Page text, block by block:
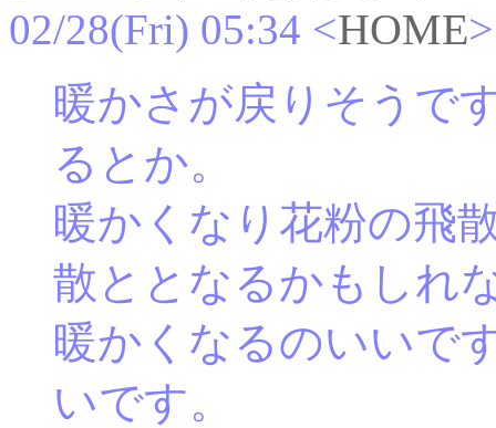
02/28(Fri) 05:34 <HOME>
暖かさが戻りそうで
るとか。
暖かくなり花粉の飛
散ととなるかもしれ
暖かくなるのいいで
いです。